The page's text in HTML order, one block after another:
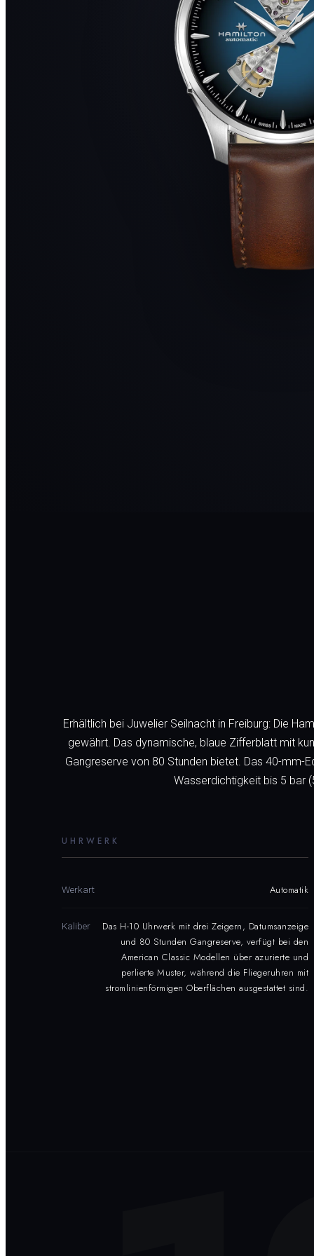
Erhältlich bei Juwelier Seilnacht in Freiburg: Die
gewährt. Das dynamische, blaue Zifferblatt mit
Gangreserve von 80 Stunden bietet. Das 40-mm-
Wasserdichtigkeit bis 5 bar
UHRWERK
Werkart Automatik
Kaliber
Das H-10 Uhrwerk mit drei Zeigern, Datumsanzeige
und 80 Stunden Gangreserve, verfügt bei den
American Classic Modellen über azurierte und
perlierte Muster, während die Fliegeruhren mit
stromlinienförmigen Oberflächen ausgestattet sind.